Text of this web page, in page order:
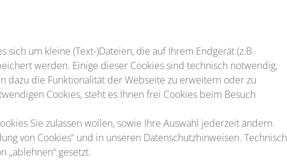
sich um kleine (Text-)Dateien, die auf Ihrem Endgerät (z.B.
werden. Einige dieser Cookies sind technisch notwendig,
dazu die Funktionalität der Webseite zu erweitern oder zu
Cookies, steht es Ihnen frei Cookies beim Besuch
Sie zulassen wollen, sowie Ihre Auswahl jederzeit ändern.
von Cookies“ und in unseren Datenschutzhinweisen. Technisch
„ablehnen“ gesetzt.